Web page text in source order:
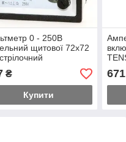
0 - 250В
щитової 72х72
₴
Купити
671